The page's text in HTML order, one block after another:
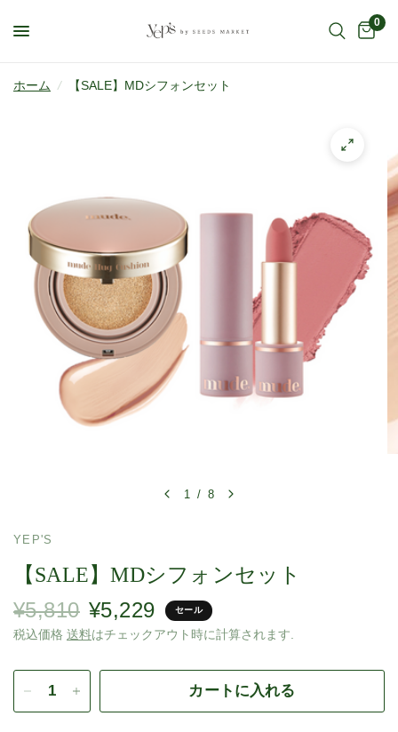
0
ホーム / 【SALE】MDシフォンセット
1 / 8
YEP'S
【SALE】MDシフォンセット
¥5,810 ¥5,229 セール
税込価格 送料はチェックアウト時に計算されます.
カートに入れる